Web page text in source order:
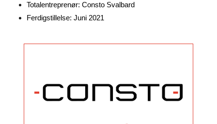
Totalentreprenør: Consto Svalbard
Ferdigstillelse: Juni 2021